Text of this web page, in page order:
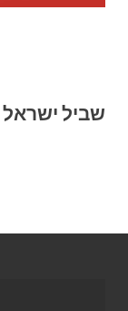
שביל ישראל